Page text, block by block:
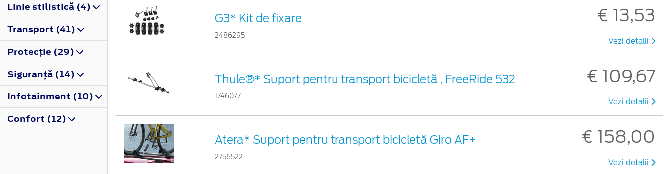
Linie stilistică (4)
Transport (41)
Protecţie (29)
Siguranţă (14)
Infotainment (10)
Confort (12)
G3* Kit de fixare
2486295
€ 13,53
Vezi detalii
Thule®* Suport pentru transport bicicletă , FreeRide 532
1746077
€ 109,67
Vezi detalii
Atera* Suport pentru transport bicicletă Giro AF+
2756522
€ 158,00
Vezi detalii